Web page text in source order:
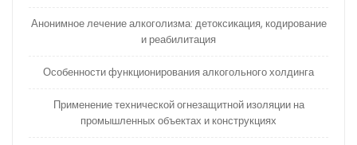
Анонимное лечение алкоголизма: детоксикация, кодирование
и реабилитация
Особенности функционирования алкогольного холдинга
Применение технической огнезащитной изоляции на
промышленных объектах и конструкциях